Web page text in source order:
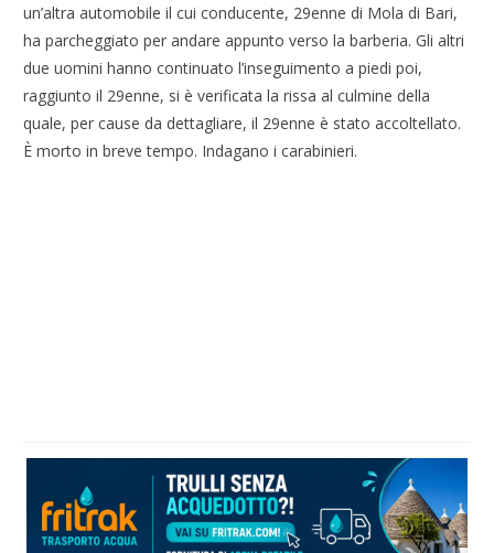
un’altra automobile il cui conducente, 29enne di Mola di Bari,
ha parcheggiato per andare appunto verso la barberia. Gli altri
due uomini hanno continuato l’inseguimento a piedi poi,
raggiunto il 29enne, si è verificata la rissa al culmine della
quale, per cause da dettagliare, il 29enne è stato accoltellato.
È morto in breve tempo. Indagano i carabinieri.